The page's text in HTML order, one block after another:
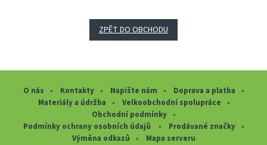
ZPĚT DO OBCHODU
O nás Kontakty Napište nám
Doprava a platba
Materiály a údržba
Velkoobchodní spolupráce
Obchodní podmínky
Podmínky ochrany osobních údajů
Prodávané značky
Výměna odkazů
Mapa serveru